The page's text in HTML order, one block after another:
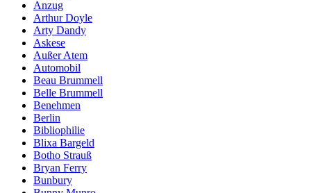
Anzug
Arthur Doyle
Arty Dandy
Askese
Außer Atem
Automobil
Beau Brummell
Belle Brummell
Benehmen
Berlin
Bibliophilie
Blixa Bargeld
Botho Strauß
Bryan Ferry
Bunbury